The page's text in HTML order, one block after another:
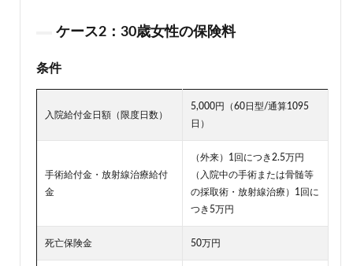
ケース2：30歳女性の保険料
条件
入院給付金日額（限度日数）
5,000円（60日型/通算1095
日）
手術給付金・放射線治療給付
金
（外来）1回につき2.5万円
（入院中の手術または骨髄等
の採取術・放射線治療）1回に
つき5万円
死亡保険金 50万円